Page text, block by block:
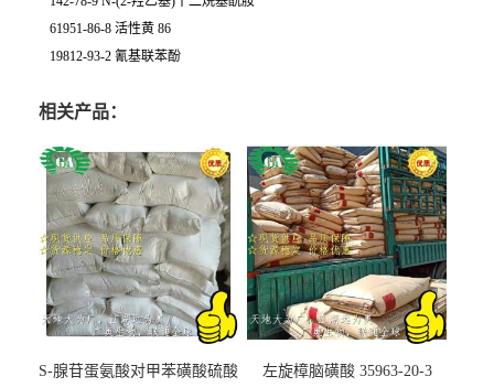
61951-86-8 活性黄 86
19812-93-2 氰基联苯酚
相关产品：
S-腺苷蛋氨酸对甲苯磺酸硫酸 左旋樟脑磺酸 35963-20-3